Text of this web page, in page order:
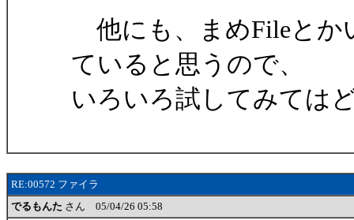
他にも、まめFileとか
ていると思うので、
いろいろ試してみては
RE:00572 ファイラ
でるもんた さん 05/04/26 05:58